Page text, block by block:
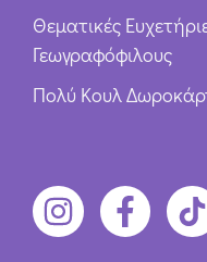
Θεματικές
Γεωγραφόφιλους
Πολύ Κουλ